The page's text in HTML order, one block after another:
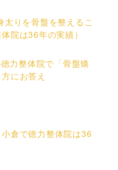
太りを骨盤を整えるこ
院は36年の実績）
力整体院で「骨盤矯
にお答え
倉で徳力整体院は36